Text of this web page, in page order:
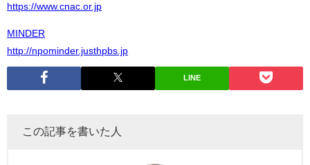
https://www.cnac.or.jp
MINDER
http://npominder.justhpbs.jp
LINE
この記事を書いた人